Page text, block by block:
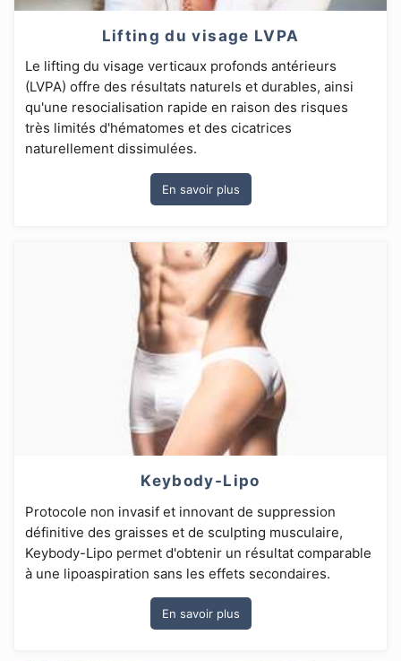
Lifting du visage LVPA
Le lifting du visage verticaux profonds antérieurs
(LVPA) offre des résultats naturels et durables, ainsi
qu'une resocialisation rapide en raison des risques
très limités d'hématomes et des cicatrices
naturellement dissimulées.
En savoir plus
Keybody-Lipo
Protocole non invasif et innovant de suppression
définitive des graisses et de sculpting musculaire,
Keybody-Lipo permet d'obtenir un résultat comparable
à une lipoaspiration sans les effets secondaires.
En savoir plus